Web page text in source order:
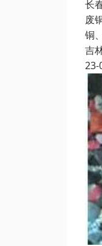
长
废
铜
吉
23-